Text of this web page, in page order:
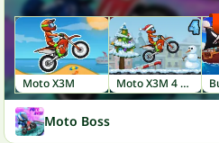
Moto X3M Moto X3M 4 Winter
Moto Boss